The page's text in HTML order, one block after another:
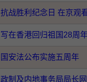
抗战胜利纪念日 在京观
写在香港回归祖国28周
国安法公布实施五周年
政制及内地事务局局长